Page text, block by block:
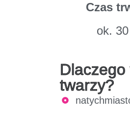
Czas
ok.
twarzy?